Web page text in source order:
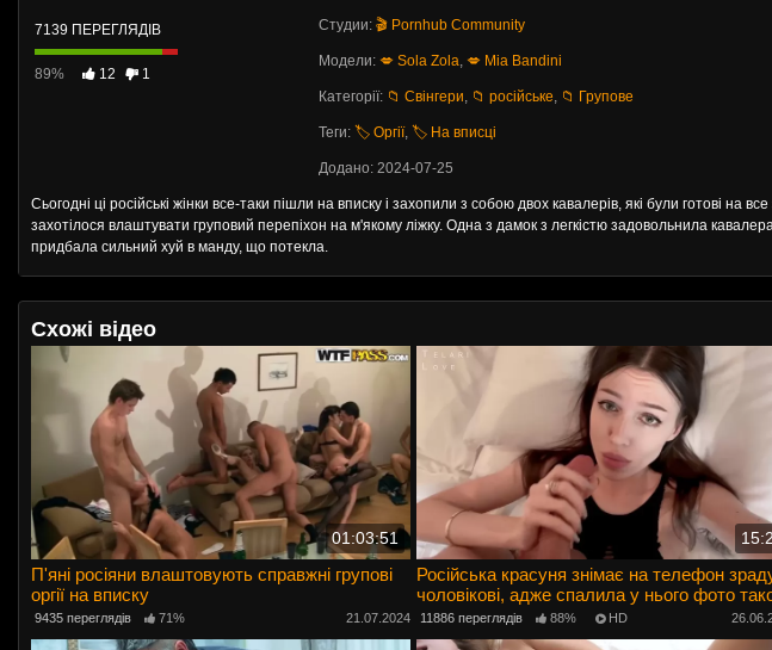
7139 ПЕРЕГЛЯДІВ
89% 12 1
Студии: 🎬 Pornhub Community
Модели: 💋 Sola Zola, 💋 Mia Bandini
Категорії: 📁 Свінгери, 📁 російське, 📁 Групове
Теги: 🏷️ Оргії, 🏷️ На вписці
Додано: 2024-07-25
Сьогодні ці російські жінки все-таки пішли на вписку і захопили з собою двох кавалерів, які були готові на
захотілося влаштувати груповий перепіхон на м'якому ліжку. Одна з дамок з легкістю задовольнила
придбала сильний хуй в манду, що потекла.
Схожі відео
01:03:51
П'яні росіяни влаштовують справжні групові
оргії на вписку
9435 переглядів 71% 21.07.2024
Російська красуня знімає на телефон
чоловікові, адже спалила у нього фото
формату.
11886 переглядів 88% HD